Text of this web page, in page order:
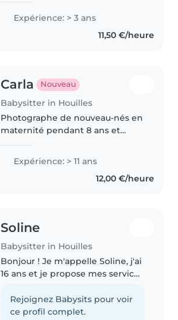
Expérience: > 3 ans
11,50 €/heure
Carla Nouveau
Babysitter in Houilles
Photographe de nouveau-nés en
maternité pendant 8 ans et
30 ans et je m' lle à Paris après
avoir quitté mon Sud-Ouest
natal. Habituée à manipuler..
Expérience: > 11 ans
12,00 €/heure
Soline
Babysitter in Houilles
Bonjour ! Je m'appelle Soline, j'ai
16 ans et je propose mes services
domicile), Neuilly-sur-Seine (mon
lycée) et dans leurs environs. Je
Rejoignez Babysits pour voir
ce profil complet.